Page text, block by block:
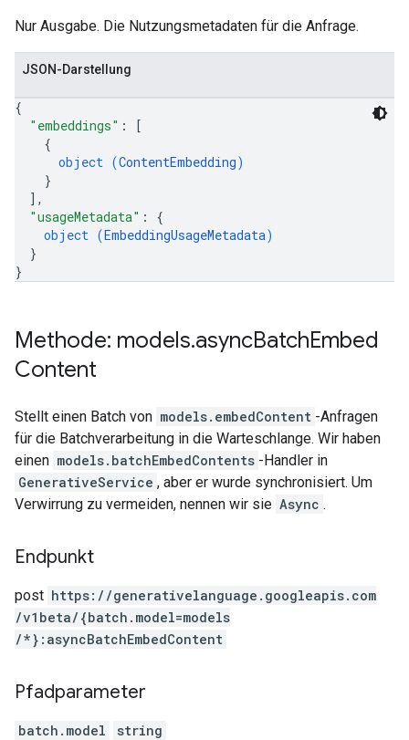
Nur Ausgabe. Die Nutzungsmetadaten für die Anfrage.
JSON-Darstellung
{
"embeddings" :
[
{
object (ContentEmbedding)
}
] ,
"usageMetadata" : {
object (EmbeddingUsageMetadata)
}
}
Methode: models.asyncBatchEmbed
Content
Stellt einen Batch von models.embedContent -Anfragen
für die Batchverarbeitung in die Warteschlange. Wir haben
einen models.batchEmbedContents -Handler in
GenerativeService , aber er wurde synchronisiert. Um
Verwirrung zu vermeiden, nennen wir sie Async .
Endpunkt
post https: / /generativelanguage.googleapis.com
/v1beta/{batch.model=models
/*}:asyncBatchEmbedContent
Pfadparameter
batch.model string